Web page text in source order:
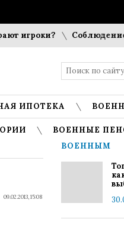
игроки? Соблюдение
ИПОТЕКА
ВОЕННЫЕ
09.02.2013, 15:08
ВОЕННЫМ